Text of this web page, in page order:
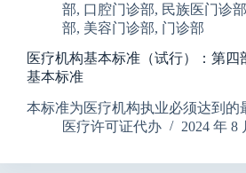
部, 口腔门诊部, 民族医门诊部
部, 美容门诊部, 门诊部
医疗机构基本标准（试行）：第四
基本标准
本标准为医疗机构执业必须达到
医疗许可证代办
2024 年 8